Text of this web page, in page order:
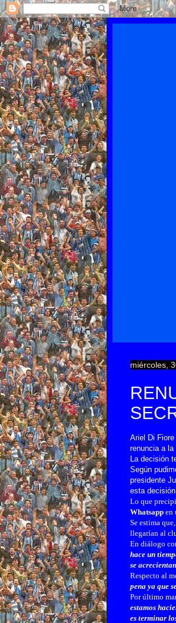
miércoles,
Ariel Di
renuncia a
La decisión
Según
presidente
esta decisión.
Lo que
Whatsapp en
Se estima
llegarían al
En diálogo
hace un
se
Respecto al
pena ya que
Por último
estamos
es terminar